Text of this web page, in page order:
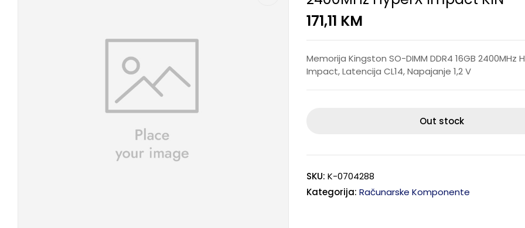
171,11 KM
Memorija Kingston SO-DIMM DDR4 16GB 2400MHz
Impact, Latencija CL14, Napajanje 1,2 V
Out stock
SKU: K-0704288
Kategorija: Računarske Komponente